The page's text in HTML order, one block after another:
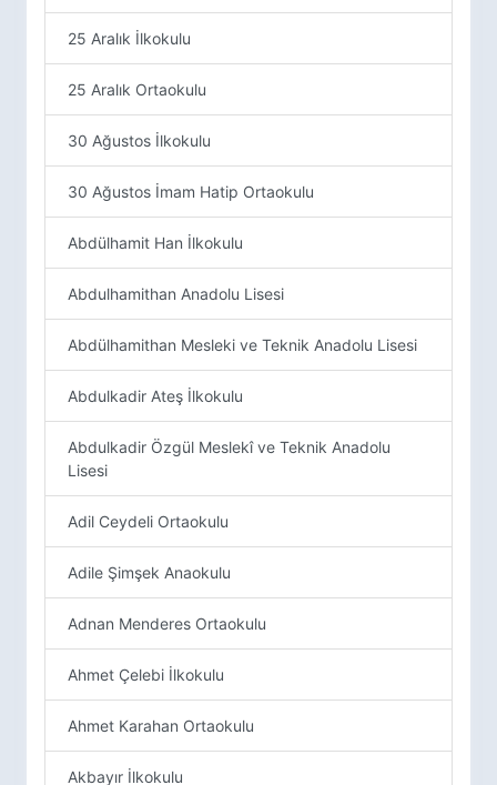
25 Aralık İlkokulu
25 Aralık Ortaokulu
30 Ağustos İlkokulu
30 Ağustos İmam Hatip Ortaokulu
Abdülhamit Han İlkokulu
Abdulhamithan Anadolu Lisesi
Abdülhamithan Mesleki ve Teknik Anadolu Lisesi
Abdulkadir Ateş İlkokulu
Abdulkadir Özgül Meslekî ve Teknik Anadolu
Lisesi
Adil Ceydeli Ortaokulu
Adile Şimşek Anaokulu
Adnan Menderes Ortaokulu
Ahmet Çelebi İlkokulu
Ahmet Karahan Ortaokulu
Akbayır İlkokulu